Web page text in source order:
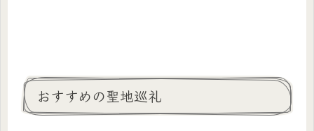
おすすめの聖地巡礼